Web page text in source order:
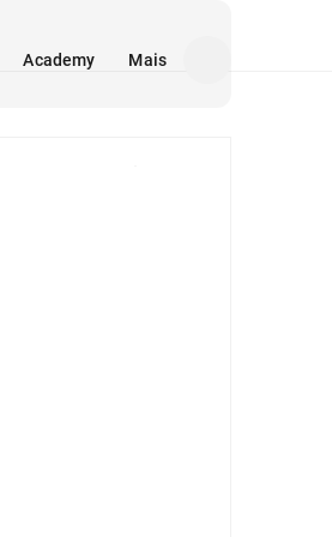
Academy Mais